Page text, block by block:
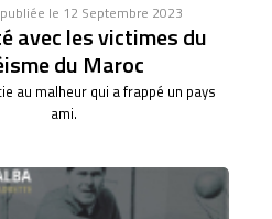
le 12 Septembre 2023
avec les victimes du
du Maroc
au malheur qui a frappé un pays
ami.